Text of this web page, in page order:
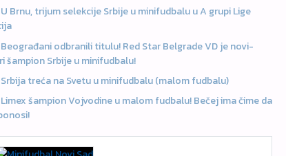
U Brnu, trijum selekcije Srbije u minifudbalu u A grupi Lige
Beograđani odbranili titulu! Red Star Belgrade VD je novi-
šampion Srbije u minifudbalu!
Srbija treća na Svetu u minifudbalu (malom fudbalu)
Limex šampion Vojvodine u malom fudbalu! Bečej ima čime da